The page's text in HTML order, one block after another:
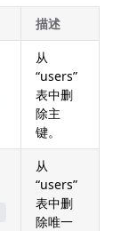
描述
从
“users”
表中删
除主
键。
从
“users”
表中删
除唯一